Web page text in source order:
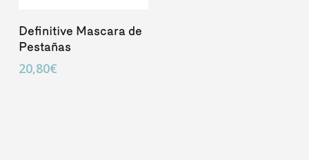
Añadir Al Carrito
Definitive Mascara de
Pestañas
20,80€